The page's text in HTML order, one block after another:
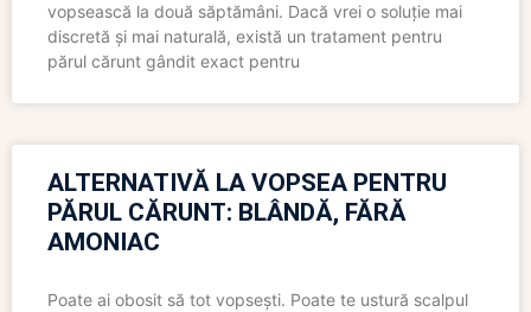
vopsească la două săptămâni. Dacă vrei o soluție mai
discretă și mai naturală, există un tratament pentru
părul cărunt gândit exact pentru
ALTERNATIVĂ LA VOPSEA PENTRU
PĂRUL CĂRUNT: BLÂNDĂ, FĂRĂ
AMONIAC
Poate ai obosit să tot vopsești. Poate te ustură scalpul